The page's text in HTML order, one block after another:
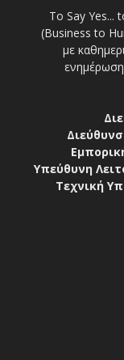
Το Say Yes...
(Business to
με
Υπεύθυνη
Τεχνική